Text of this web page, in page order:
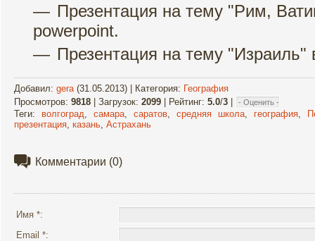
Презентация на тему "Рим,
powerpoint.
Презентация на тему
Добавил: gera (31.05.2013) | Категория: География
Просмотров: 9818 | Загрузок: 2099 | Рейтинг: 5.0/3 |
Теги: волгоград самара саратов средняя школа география
презентация казань Астрахань
Комментарии (0)
Имя *:
Email *: